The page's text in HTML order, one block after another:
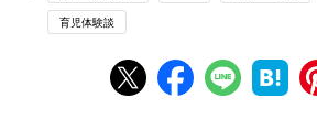
育児体験談